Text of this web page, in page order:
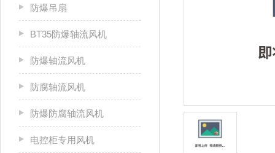
防爆吊扇
BT35防爆轴流风机
防爆轴流风机
防腐轴流风机
防爆防腐轴流风机
电控柜专用风机